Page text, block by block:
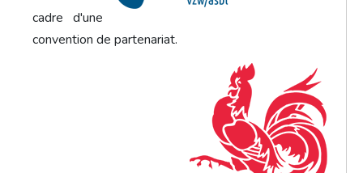
cadre d'une
convention de partenariat.